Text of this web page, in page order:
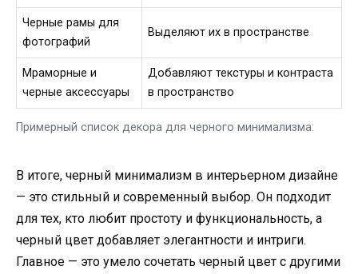
Примерный список декора для черного минимализма:
Черные рамы для
фотографий
Выделяют их в пространстве
Мраморные и
черные аксессуары
Добавляют текстуры и контраста
в пространство
В итоге, черный минимализм в интерьерном дизайне
— это стильный и современный выбор. Он подходит
для тех, кто любит простоту и функциональность, а
черный цвет добавляет элегантности и интриги.
Главное — это умело сочетать черный цвет с другими